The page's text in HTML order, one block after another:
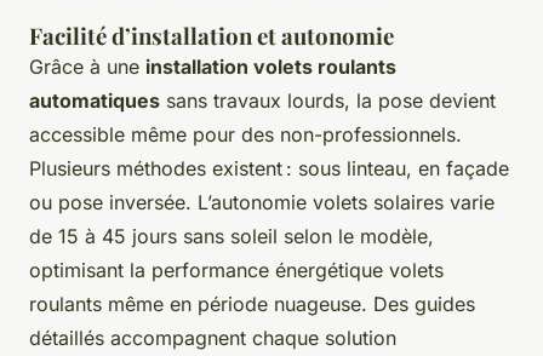
Facilité d’installation et autonomie
Grâce à une installation volets roulants
automatiques sans travaux lourds, la pose devient
accessible même pour des non-professionnels.
Plusieurs méthodes existent : sous linteau, en façade
ou pose inversée. L’autonomie volets solaires varie
de 15 à 45 jours sans soleil selon le modèle,
optimisant la performance énergétique volets
roulants même en période nuageuse. Des guides
détaillés accompagnent chaque solution